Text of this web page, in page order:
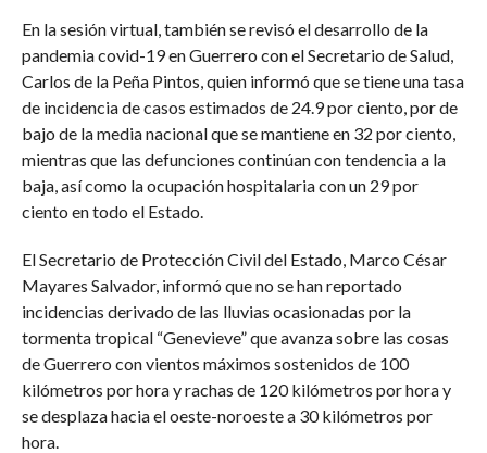
En la sesión virtual, también se revisó el desarrollo de la
pandemia covid-19 en Guerrero con el Secretario de Salud,
Carlos de la Peña Pintos, quien informó que se tiene una tasa
de incidencia de casos estimados de 24.9 por ciento, por de
bajo de la media nacional que se mantiene en 32 por ciento,
mientras que las defunciones continúan con tendencia a la
baja, así como la ocupación hospitalaria con un 29 por
ciento en todo el Estado.
El Secretario de Protección Civil del Estado, Marco César
Mayares Salvador, informó que no se han reportado
incidencias derivado de las lluvias ocasionadas por la
tormenta tropical “Genevieve” que avanza sobre las cosas
de Guerrero con vientos máximos sostenidos de 100
kilómetros por hora y rachas de 120 kilómetros por hora y
se desplaza hacia el oeste-noroeste a 30 kilómetros por
hora.